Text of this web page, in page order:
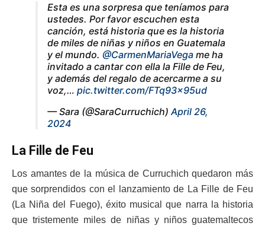
Esta es una sorpresa que teníamos para
ustedes. Por favor escuchen esta
canción, está historia que es la historia
de miles de niñas y niños en Guatemala
y el mundo. @CarmenMariaVega me ha
invitado a cantar con ella la Fille de Feu,
y además del regalo de acercarme a su
voz,… pic.twitter.com/FTq93x95ud
— Sara (@SaraCurruchich) April 26,
2024
La Fille de Feu
Los amantes de la música de Curruchich quedaron más
que sorprendidos con el lanzamiento de La Fille de Feu
(La Niña del Fuego), éxito musical que narra la historia
que tristemente miles de niñas y niños guatemaltecos